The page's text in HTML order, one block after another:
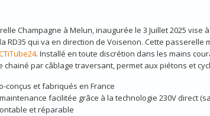
Champagne à Melun, inaugurée le 3 Juillet 2025
RD35 qui va en direction de Voisenon. Cette
. Installé en toute discrétion dans les mains
chainé par câblage traversant, permet aux piétons et
conçus et fabriqués en France
facilitée grâce à la technologie 230V direct
et réparable